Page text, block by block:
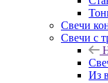
Свечи
Свечи с
Из